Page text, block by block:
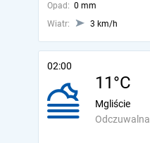
Opad: 0 mm
Wiatr:
3 km/h
02:00
11°C
Odczuwalna
Mgliście